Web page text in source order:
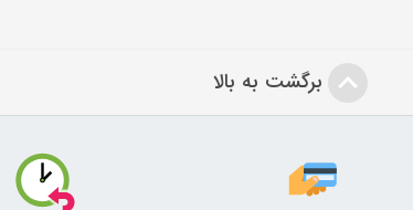
برگشت به بالا